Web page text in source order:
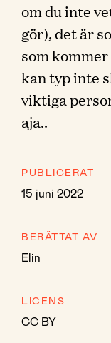
om du inte
gör), det är
som
kan typ inte
viktiga
aja..
PUBLICERAT
15 juni 2022
BERÄTTAT AV
Elin
LICENS
CC BY